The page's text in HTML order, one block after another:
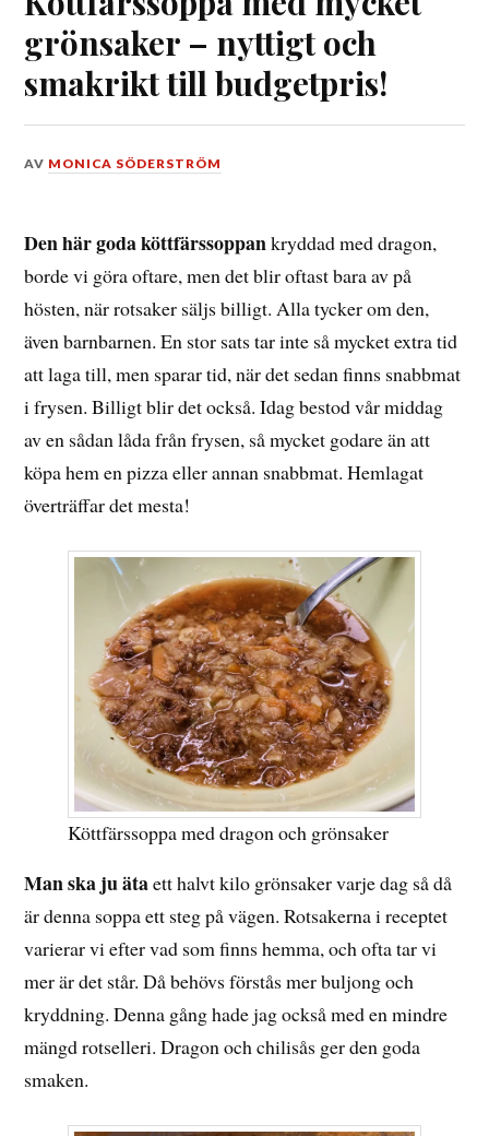
grönsaker – nyttigt och
smakrikt till budgetpris!
DEN
2023
AV MONICA SÖDERSTRÖM
Den här goda köttfärssoppankryddad med dragon,
borde vi göra oftare, men det blir oftast bara av på
hösten, när rotsaker säljs billigt. Alla tycker om den,
även barnbarnen. En stor sats tar inte så mycket extra tid
att laga till, men sparar tid, när det sedan finns snabbmat
i frysen. Billigt blir det också. Idag bestod vår middag
av en sådan låda från frysen, så mycket godare än att
köpa hem en pizza eller annan snabbmat. Hemlagat
överträffar det mesta!
Köttfärssoppa med dragon och grönsaker
Man ska ju ätaett halvt kilo grönsaker varje dag så då
är denna soppa ett steg på vägen. Rotsakerna i receptet
varierar vi efter vad som finns hemma, och ofta tar vi
mer är det står. Då behövs förstås mer buljong och
kryddning. Denna gång hade jag också med en mindre
mängd rotselleri. Dragon och chilisås ger den goda
smaken.